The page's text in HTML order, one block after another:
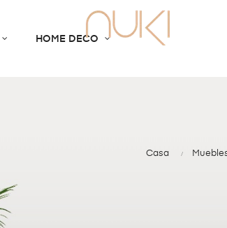
HOME DECO
Casa